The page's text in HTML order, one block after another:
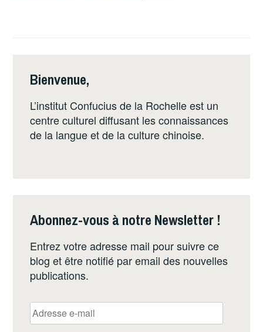
Bienvenue,
L’institut Confucius de la Rochelle est un
centre culturel diffusant les connaissances
de la langue et de la culture chinoise.
Abonnez-vous à notre Newsletter !
Entrez votre adresse mail pour suivre ce
blog et être notifié par email des nouvelles
publications.
Adresse
e-